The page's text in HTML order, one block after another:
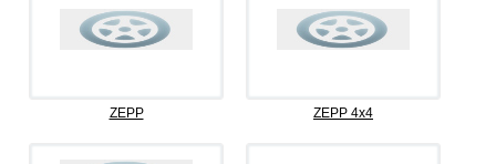
ZEPP ZEPP 4x4